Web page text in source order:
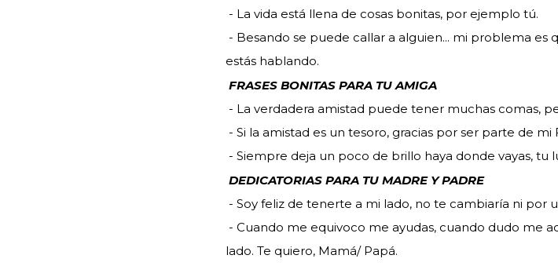
- La vida está llena de cosas bonitas, por ejemplo tú.
- Besando se puede callar a alguien... mi problema es
estás hablando.
FRASES BONITAS PARA TU AMIGA
- La verdadera amistad puede tener muchas comas,
- Si la amistad es un tesoro, gracias por ser parte de mi
- Siempre deja un poco de brillo haya donde vayas, tu
DEDICATORIAS PARA TU MADRE Y PADRE
- Soy feliz de tenerte a mi lado, no te cambiaría ni por
- Cuando me equivoco me ayudas, cuando dudo me
lado. Te quiero, Mamá/ Papá.